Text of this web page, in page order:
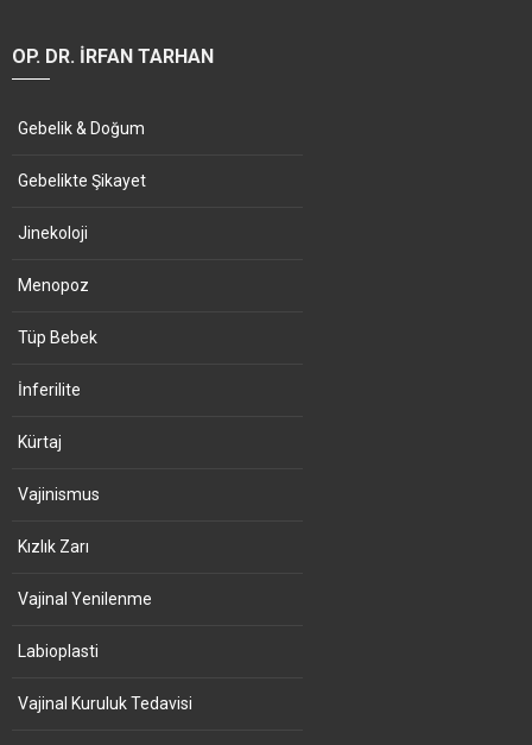
OP. DR. İRFAN TARHAN
Gebelik & Doğum
Gebelikte Şikayet
Jinekoloji
Menopoz
Tüp Bebek
İnferilite
Kürtaj
Vajinismus
Kızlık Zarı
Vajinal Yenilenme
Labioplasti
Vajinal Kuruluk Tedavisi